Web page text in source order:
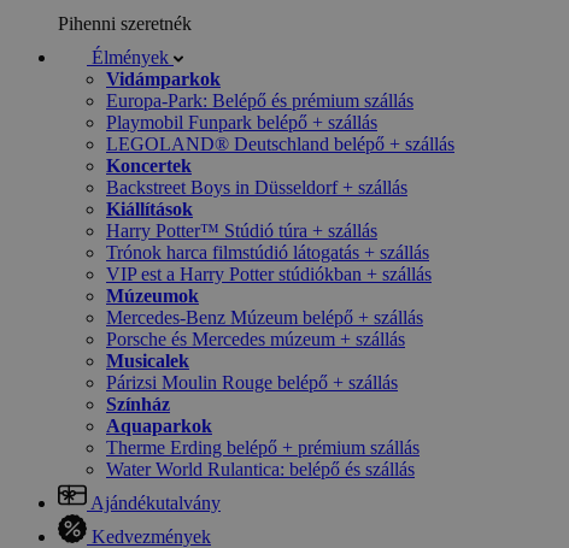
Pihenni szeretnék
Élmények
Vidámparkok
Europa-Park: Belépő és prémium szállás
Playmobil Funpark belépő + szállás
LEGOLAND® Deutschland belépő + szállás
Koncertek
Backstreet Boys in Düsseldorf + szállás
Kiállítások
Harry Potter™ Stúdió túra + szállás
Trónok harca filmstúdió látogatás + szállás
VIP est a Harry Potter stúdiókban + szállás
Múzeumok
Mercedes-Benz Múzeum belépő + szállás
Porsche és Mercedes múzeum + szállás
Musicalek
Párizsi Moulin Rouge belépő + szállás
Színház
Aquaparkok
Therme Erding belépő + prémium szállás
Water World Rulantica: belépő és szállás
Ajándékutalvány
Kedvezmények